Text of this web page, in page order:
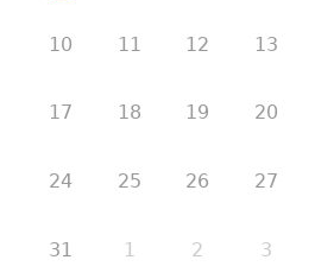
10 11 12 13
17 18 19 20
24 25 26 27
31 1 2 3